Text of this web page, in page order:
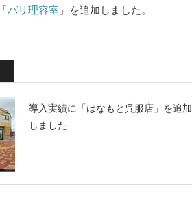
パリ理容室 」を追加しました。
導入実績に「はなもと呉服店」を追加
しました